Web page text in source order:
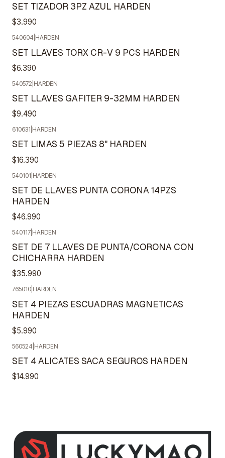
SET TIZADOR 3PZ AZUL HARDEN
$3.990
540604 HARDEN
SET LLAVES TORX CR-V 9 PCS HARDEN
$6.390
540572 HARDEN
SET LLAVES GAFITER 9-32MM HARDEN
$9.490
610631 HARDEN
SET LIMAS 5 PIEZAS 8" HARDEN
$16.390
540101 HARDEN
SET DE LLAVES PUNTA CORONA 14PZS
HARDEN
$46.990
540117 HARDEN
SET DE 7 LLAVES DE PUNTA/CORONA CON
CHICHARRA HARDEN
$35.990
765010 HARDEN
SET 4 PIEZAS ESCUADRAS MAGNETICAS
HARDEN
$5.990
560524 HARDEN
SET 4 ALICATES SACA SEGUROS HARDEN
$14.990